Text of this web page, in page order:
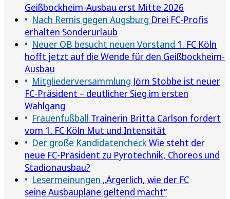
Geißbockheim-Ausbau erst Mitte 2026
Nach Remis gegen Augsburg Drei FC-Profis
erhalten Sonderurlaub
Neuer OB besucht neuen Vorstand 1. FC Köln
hofft jetzt auf die Wende für den Geißbockheim-
Ausbau
Mitgliederversammlung Jörn Stobbe ist neuer
FC-Präsident – deutlicher Sieg im ersten
Wahlgang
Frauenfußball Trainerin Britta Carlson fordert
vom 1. FC Köln Mut und Intensität
Der große KandidatencheckWie steht der
neue FC-Präsident zu Pyrotechnik, Choreos und
Stadionausbau?
Lesermeinungen „Ärgerlich, wie der FC
seine Ausbaupläne geltend macht“